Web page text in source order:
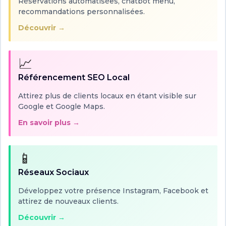
vos clients de poser des questions en
En utilisant ces plugins WordPress,
l'expérience client sur votre site et
communication simplifiée, ces outils
visiteurs occasionnels en clients
recommandations personnalisées.
Découvrir →
📈
Référencement SEO Local
Attirez plus de clients locaux en étant visible sur
Google et Google Maps.
En savoir plus →
📱
Réseaux Sociaux
Développez votre présence Instagram, Facebook et
attirez de nouveaux clients.
Découvrir →